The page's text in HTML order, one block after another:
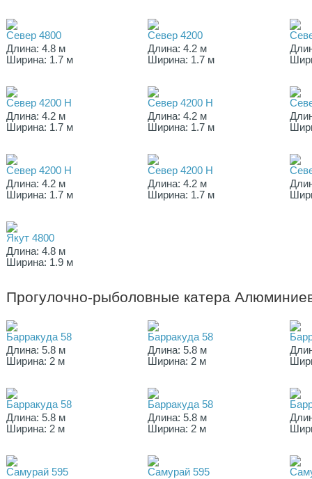
Север 4800
Длина: 4.8 м
Ширина: 1.7 м
Север 4200
Длина: 4.2 м
Ширина: 1.7 м
Север 4200 Н
Длина: 4.2 м
Ширина: 1.7 м
Север 4200 Н
Длина: 4.2 м
Ширина: 1.7 м
Север 4200 Н
Длина: 4.2 м
Ширина: 1.7 м
Север 4200 Н
Длина: 4.2 м
Ширина: 1.7 м
Якут 4800
Длина: 4.8 м
Ширина: 1.9 м
Прогулочно-рыболовные катера
Барракуда 58
Длина: 5.8 м
Ширина: 2 м
Барракуда 58
Длина: 5.8 м
Ширина: 2 м
Барракуда 58
Длина: 5.8 м
Ширина: 2 м
Барракуда 58
Длина: 5.8 м
Ширина: 2 м
Самурай 595
Самурай 595